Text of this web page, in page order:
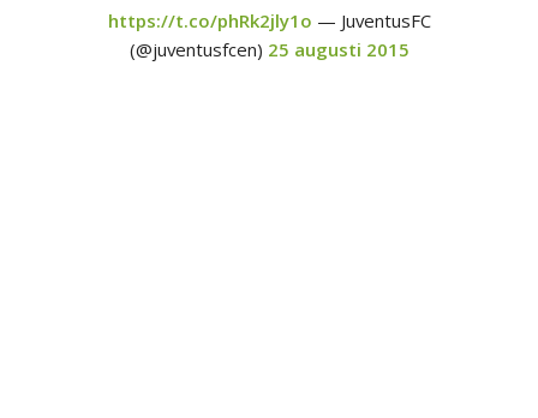
https://t.co/phRk2jly1o — JuventusFC
(@juventusfcen) 25 augusti 2015